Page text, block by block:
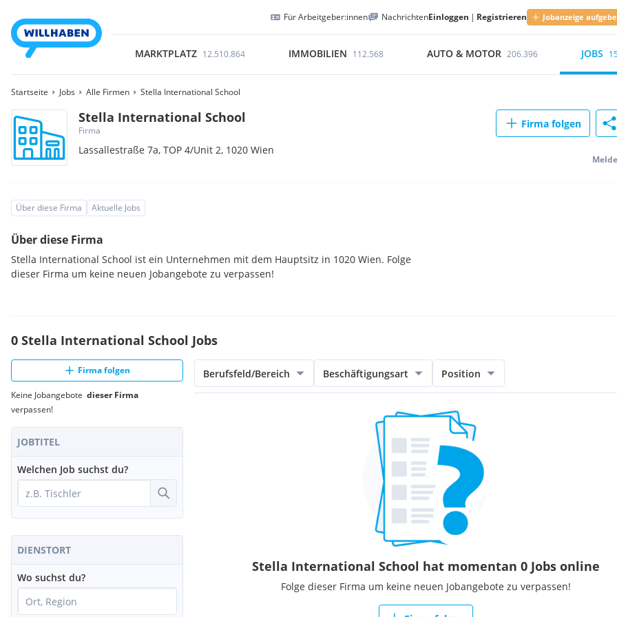
Für Arbeitgeber:innen NachrichtenEinloggen | Registrieren Jobanzeige
MARKTPLATZ 12.510.864 IMMOBILIEN 112.568 AUTO & MOTOR 206.396 JOBS
Startseite Jobs Alle Firmen Stella International School
Stella International School
Firma
Lassallestraße 7a, TOP 4/Unit 2, 1020Wien
Firma folgen
Über diese Firma Aktuelle Jobs
Über diese Firma
Stella International School ist ein Unternehmen mit dem Hauptsitz in 1020 Wien. Folge
dieser Firma um keine neuen Jobangebote zu verpassen!
0 Stella International School Jobs
Firma folgen
Keine Jobangebote dieser Firma
verpassen!
JOBTITEL
Welchen Job suchst du?
DIENSTORT
Wo suchst du?
Berufsfeld/Bereich Beschäftigungsart Position
Stella International School hat momentan 0 Jobs online
Folge dieser Firma um keine neuen Jobangebote zu verpassen!